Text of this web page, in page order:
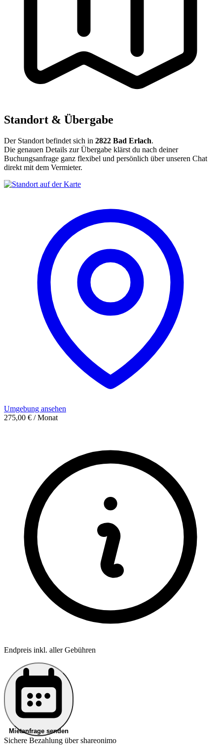
Standort & Übergabe
Der Standort befindet sich in 2822 Bad Erlach.
Die genauen Details zur Übergabe klärst du nach deiner
Buchungsanfrage ganz flexibel und persönlich über unseren Chat
direkt mit dem Vermieter.
Umgebung ansehen
275,00 € / Monat
Endpreis inkl. aller Gebühren
Mietanfrage senden
Sichere Bezahlung über shareonimo